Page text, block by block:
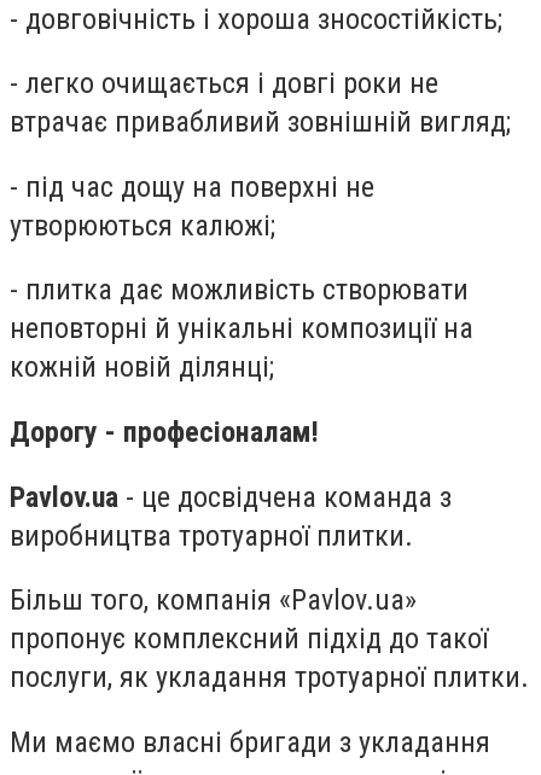
- довговічність і хороша зносостійкість;
- легко очищається і довгі роки не
втрачає привабливий зовнішній вигляд;
- під час дощу на поверхні не
утворюються калюжі;
- плитка дає можливість створювати
неповторні й унікальні композиції на
кожній новій ділянці;
Дорогу - професіоналам!
Pavlov.ua - це досвідчена команда з
виробництва тротуарної плитки.
Більш того, компанія «Pavlov.ua»
пропонує комплексний підхід до такої
послуги, як укладання тротуарної плитки.
Ми маємо власні бригади з укладання